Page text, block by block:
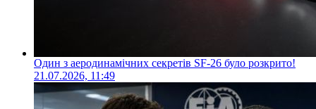
Один з аеродинамічних секретів SF-26 було розкрито!
21.07.2026, 11:49